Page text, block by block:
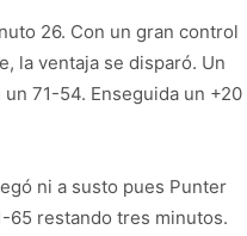
26. Con un gran control
la ventaja se disparó. Un
71-54. Enseguida un +20
ni a susto pues Punter
65 restando tres minutos.